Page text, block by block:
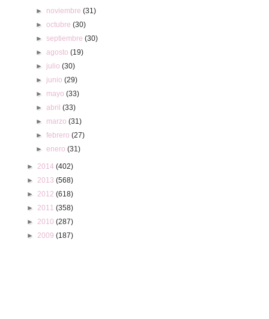
► noviembre (31)
► octubre (30)
► septiembre (30)
► agosto (19)
► julio (30)
► junio (29)
► mayo (33)
► abril (33)
► marzo (31)
► febrero (27)
► enero (31)
►2014(402)
►2013(568)
►2012(618)
►2011(358)
►2010(287)
►2009(187)